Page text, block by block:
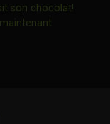
son chocolat!Ce lien
nouvelle fenêtre"
une nouvelle